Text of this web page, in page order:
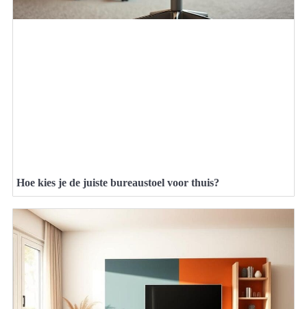
Hoe kies je de juiste bureaustoel voor thuis?